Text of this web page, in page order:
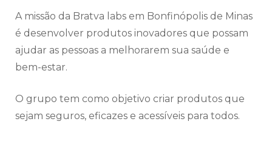
A missão da Bratva labs em Bonfinópolis de Minas
é desenvolver produtos inovadores que possam
ajudar as pessoas a melhorarem sua saúde e
bem-estar.
O grupo tem como objetivo criar produtos que
sejam seguros, eficazes e acessíveis para todos.